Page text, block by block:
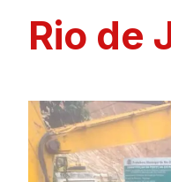
Rio de